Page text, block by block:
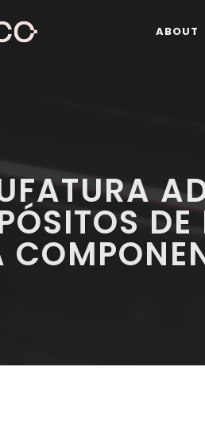
ABOUT